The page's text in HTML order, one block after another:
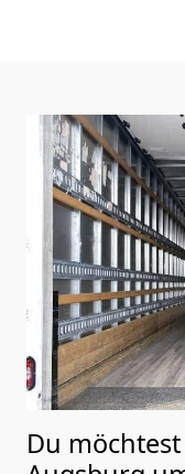
Du